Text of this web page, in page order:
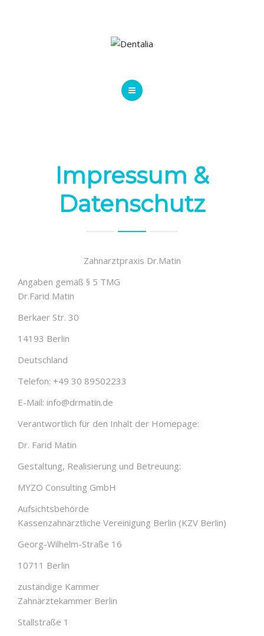
Impressum &
Datenschutz
Zahnarztpraxis Dr.Matin
Angaben gemäß § 5 TMG
Dr.Farid Matin
Berkaer Str. 30
14193 Berlin
Deutschland
Telefon: +49 30 89502233
E-Mail: info@drmatin.de
Verantwortlich für den Inhalt der Homepage:
Dr. Farid Matin
Gestaltung, Realisierung und Betreuung:
MYZO Consulting GmbH
Aufsichtsbehörde
Kassenzahnärztliche Vereinigung Berlin (KZV Berlin)
Georg-Wilhelm-Straße 16
10711 Berlin
zuständige Kammer
Zahnärztekammer Berlin
Stallstraße 1